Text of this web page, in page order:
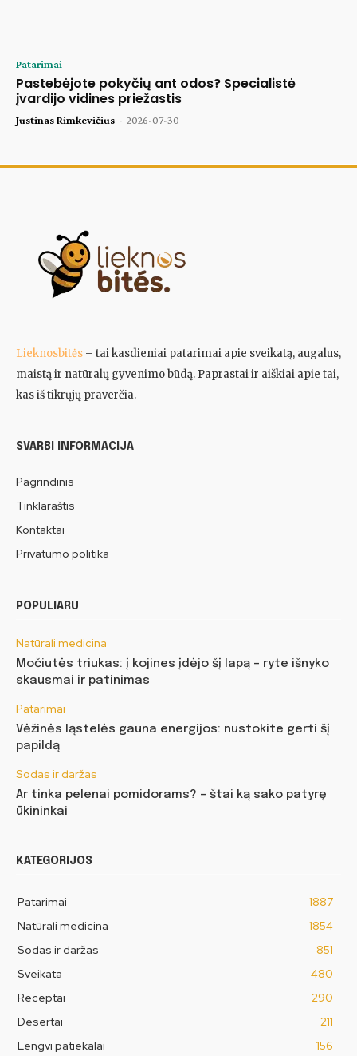
Patarimai
Pastebėjote pokyčių ant odos? Specialistė
įvardijo vidines priežastis
Justinas Rimkevičius - 2026-07-30
Lieknosbitės – tai kasdieniai patarimai apie sveikatą, augalus,
maistą ir natūralų gyvenimo būdą. Paprastai ir aiškiai apie tai,
kas iš tikrųjų praverčia.
SVARBI INFORMACIJA
Pagrindinis
Tinklaraštis
Kontaktai
Privatumo politika
POPULIARU
Natūrali medicina
Močiutės triukas: į kojines įdėjo šį lapą – ryte išnyko
skausmai ir patinimas
Patarimai
Vėžinės ląstelės gauna energijos: nustokite gerti šį
papildą
Sodas ir daržas
Ar tinka pelenai pomidorams? – štai ką sako patyrę
ūkininkai
KATEGORIJOS
Patarimai
1887
Natūrali medicina
1854
Sodas ir daržas
851
Sveikata
480
Receptai
290
Desertai
211
Lengvi patiekalai
156